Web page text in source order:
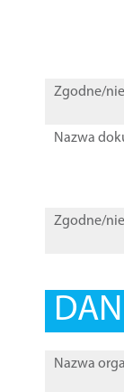
Zgodne/
Nazwa
Zgodne/
Nazwa